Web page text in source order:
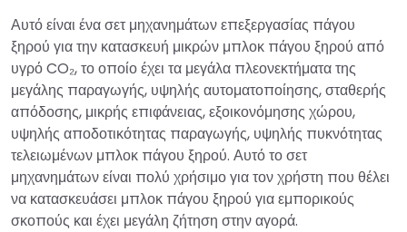
Αυτό είναι ένα σετ μηχανημάτων επεξεργασίας πάγου
ξηρού για την κατασκευή μικρών μπλοκ πάγου ξηρού από
υγρό CO₂, το οποίο έχει τα μεγάλα πλεονεκτήματα της
μεγάλης παραγωγής, υψηλής αυτοματοποίησης, σταθερής
απόδοσης, μικρής επιφάνειας, εξοικονόμησης χώρου,
υψηλής αποδοτικότητας παραγωγής, υψηλής πυκνότητας
τελειωμένων μπλοκ πάγου ξηρού. Αυτό το σετ
μηχανημάτων είναι πολύ χρήσιμο για τον χρήστη που θέλει
να κατασκευάσει μπλοκ πάγου ξηρού για εμπορικούς
σκοπούς και έχει μεγάλη ζήτηση στην αγορά.